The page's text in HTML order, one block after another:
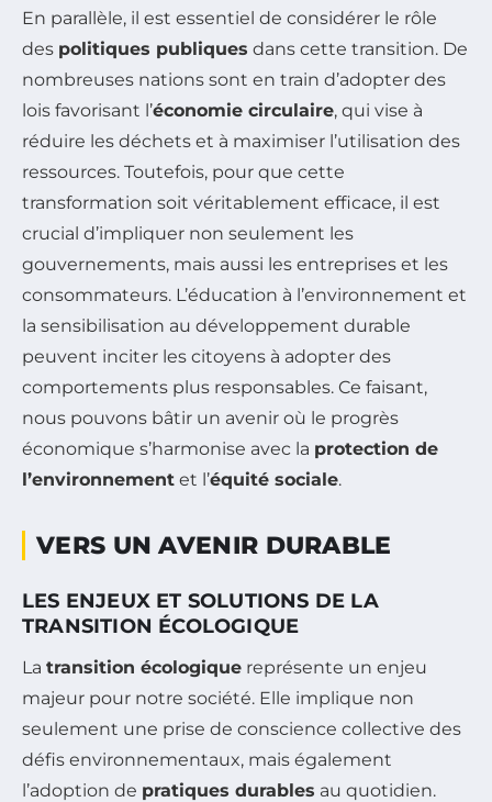
En parallèle, il est essentiel de considérer le rôle
des politiques publiques dans cette transition. De
nombreuses nations sont en train d’adopter des
lois favorisant l’économie circulaire, qui vise à
réduire les déchets et à maximiser l’utilisation des
ressources. Toutefois, pour que cette
transformation soit véritablement efficace, il est
crucial d’impliquer non seulement les
gouvernements, mais aussi les entreprises et les
consommateurs. L’éducation à l’environnement et
la sensibilisation au développement durable
peuvent inciter les citoyens à adopter des
comportements plus responsables. Ce faisant,
nous pouvons bâtir un avenir où le progrès
économique s’harmonise avec la protection de
l’environnement et l’équité sociale.
VERS UN AVENIR DURABLE
LES ENJEUX ET SOLUTIONS DE LA
TRANSITION ÉCOLOGIQUE
La transition écologique représente un enjeu
majeur pour notre société. Elle implique non
seulement une prise de conscience collective des
défis environnementaux, mais également
l’adoption de pratiques durables au quotidien.